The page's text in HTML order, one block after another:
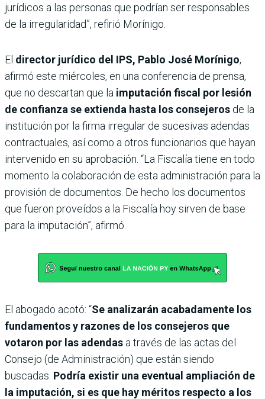
jurídicos a las personas que podrían ser responsables
de la irregularidad”, refirió Morínigo.
El director jurídico del IPS, Pablo José Morínigo,
afirmó este miércoles, en una conferencia de prensa,
que no descartan que la imputación fiscal por lesión
de confianza se extienda hasta los consejeros de la
institución por la firma irregular de sucesivas adendas
contractuales, así como a otros funcionarios que hayan
intervenido en su aprobación. “La Fiscalía tiene en todo
momento la colaboración de esta administración para la
provisión de documentos. De hecho los documentos
que fueron proveídos a la Fiscalía hoy sirven de base
para la imputación”, afirmó.
El abogado acotó: “Se analizarán acabadamente los
fundamentos y razones de los consejeros que
votaron por las adendas a través de las actas del
Consejo (de Administración) que están siendo
buscadas. Podría existir una eventual ampliación de
la imputación, si es que hay méritos respecto a los